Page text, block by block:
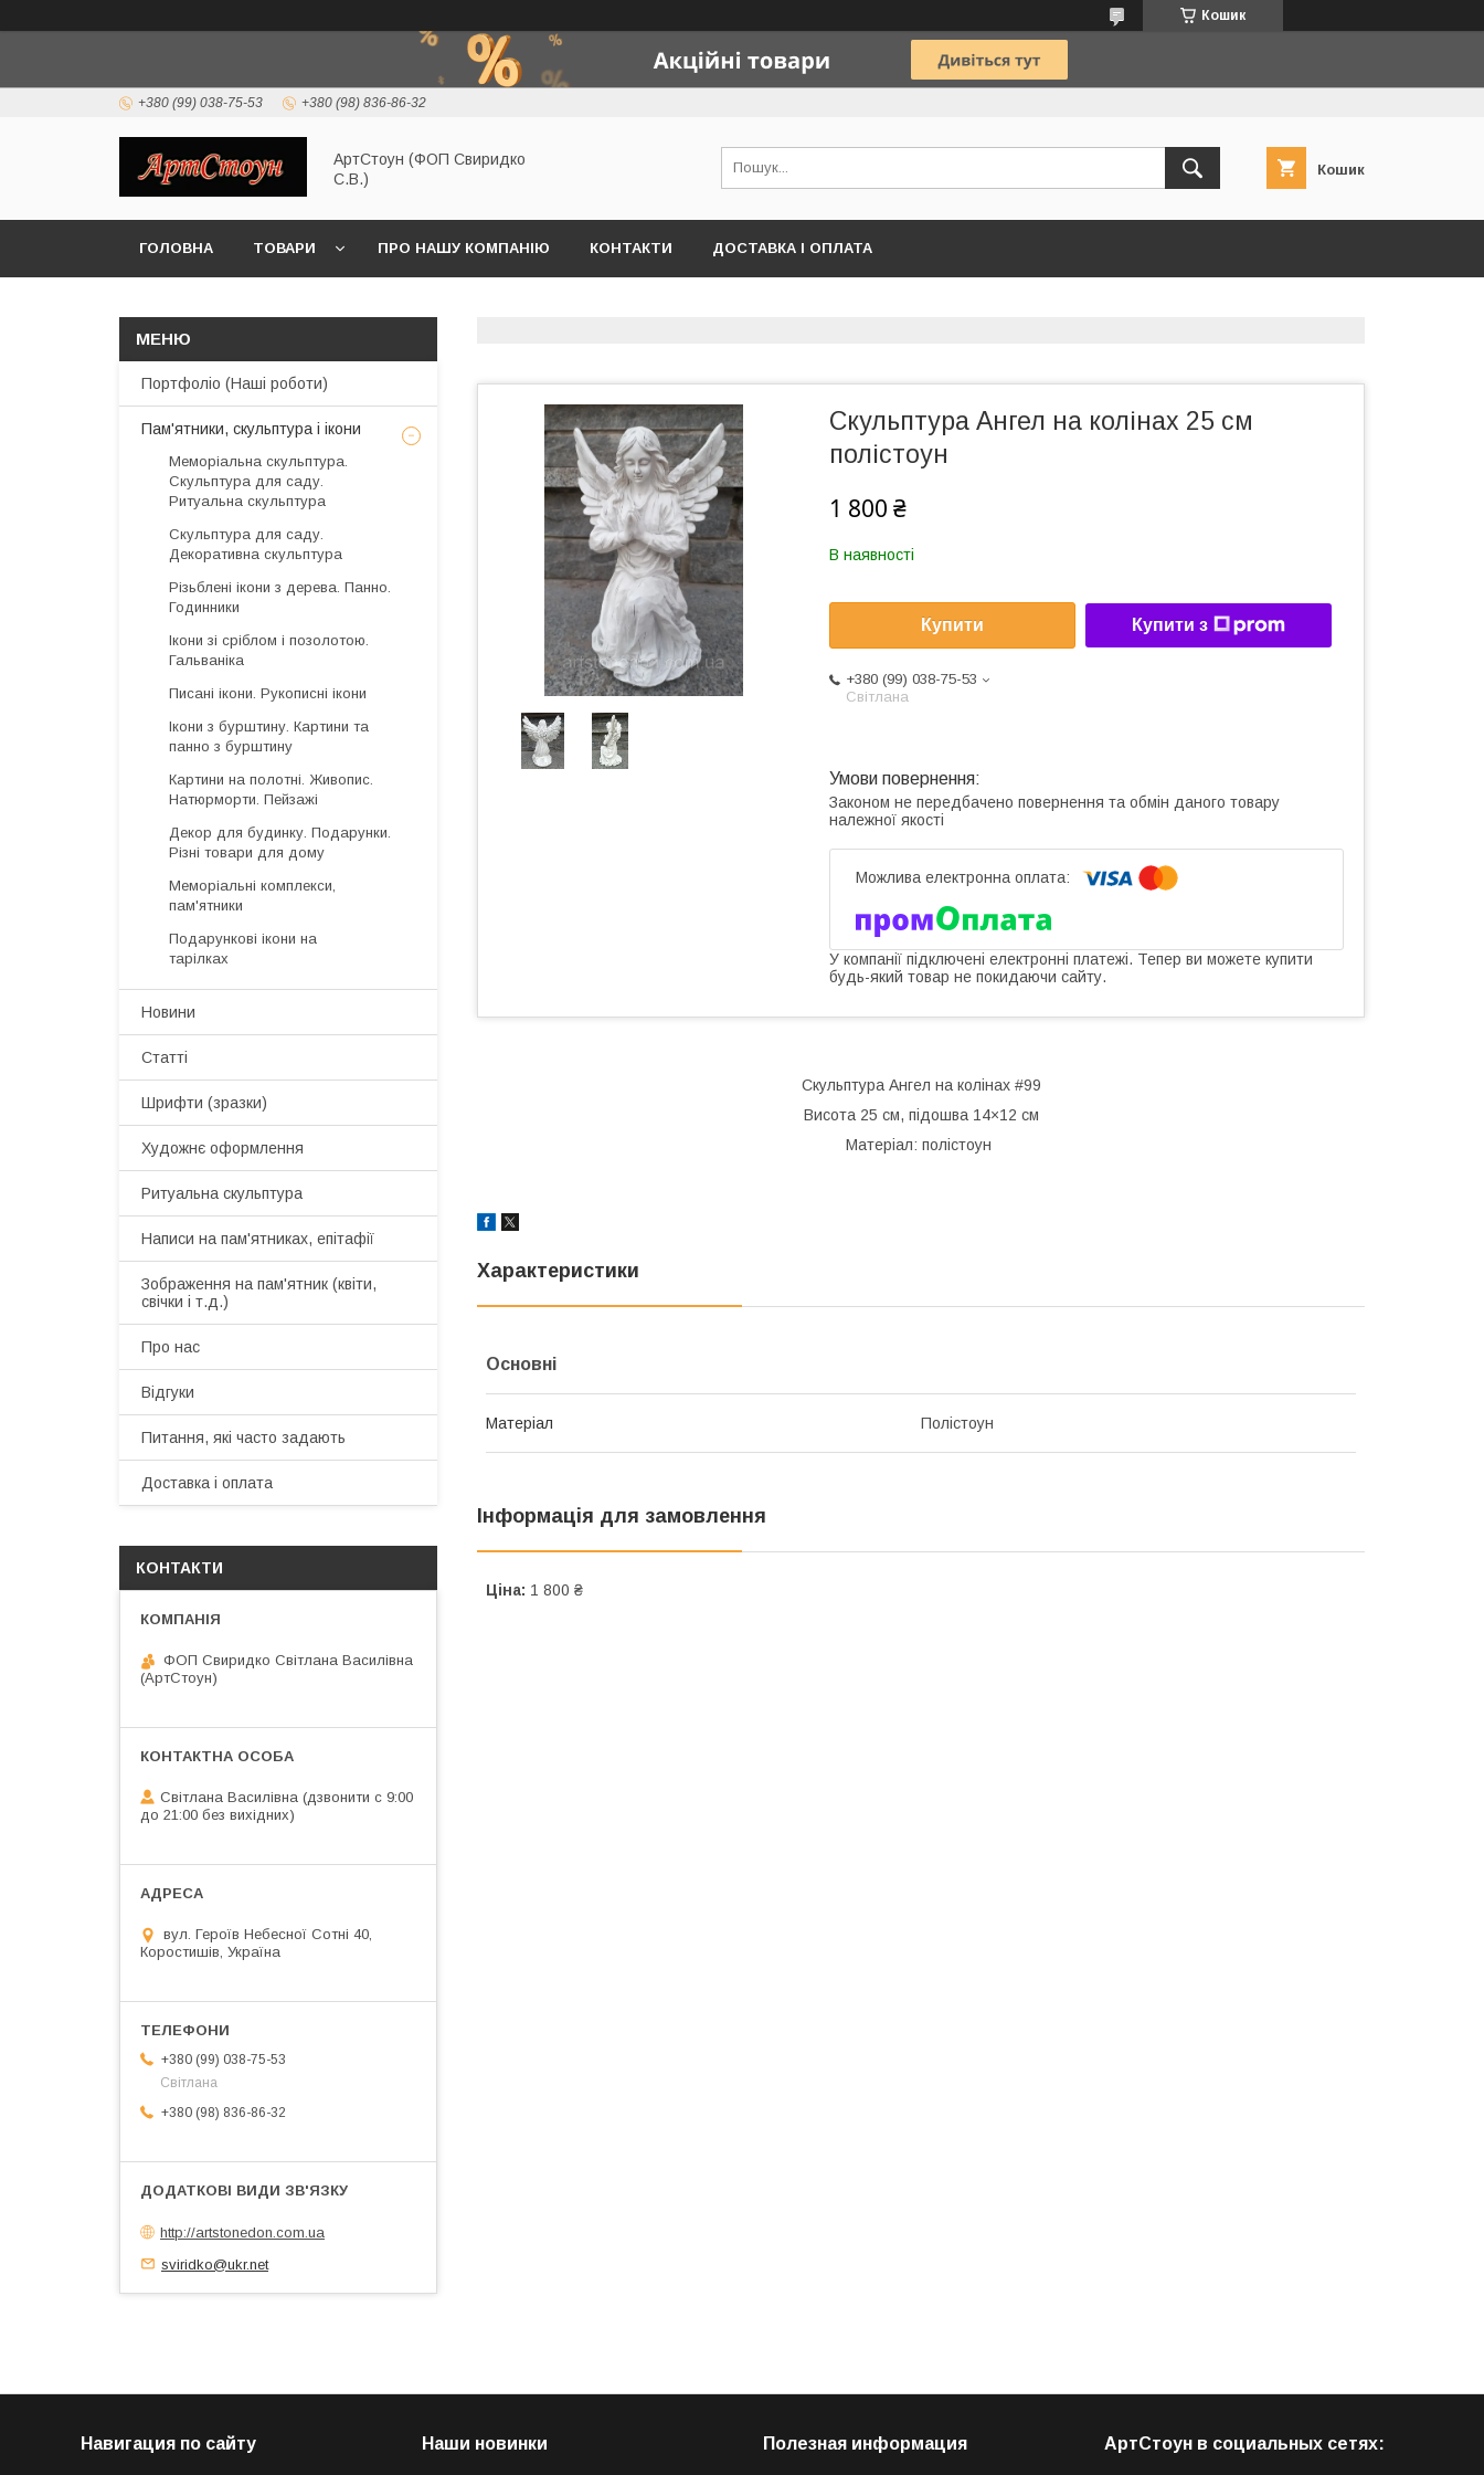
Кошик
+380 (99) 038-75-53 +380 (98) 836-86-32
АртСтоун (ФОП Свиридко
С.В.)
Кошик
ГОЛОВНА ТОВАРИ ПРО НАШУ КОМПАНІЮ КОНТАКТИ ДОСТАВКА І ОПЛАТА
Скульптура Ангел на колінах 25 см
полістоун
1 800 ₴
В наявності
Купити Купити з
+380 (99) 038-75-53
Світлана
Законом не передбачено повернення та обмін даного товару
належної якості
У компанії підключені електронні платежі. Тепер ви можете купити
будь-який товар не покидаючи сайту.
Скульптура Ангел на колінах #99
Висота 25 см, підошва 14×12 см
Матеріал: полістоун
Характеристики
Основні
Матеріал Полістоун
Інформація для замовлення
Ціна: 1 800 ₴
Портфоліо (Наші роботи)
Пам'ятники, скульптура і ікони
Меморіальна скульптура.
Скульптура для саду.
Ритуальна скульптура
Скульптура для саду.
Декоративна скульптура
Різьблені ікони з дерева. Панно.
Годинники
Ікони зі сріблом і позолотою.
Гальваніка
Писані ікони. Рукописні ікони
Ікони з бурштину. Картини та
панно з бурштину
Картини на полотні. Живопис.
Натюрморти. Пейзажі
Декор для будинку. Подарунки.
Різні товари для дому
Меморіальні комплекси,
пам'ятники
Подарункові ікони на
тарілках
Новини
Статті
Шрифти (зразки)
Художнє оформлення
Ритуальна скульптура
Написи на пам'ятниках, епітафії
Зображення на пам'ятник (квіти,
свічки і т.д.)
Про нас
Відгуки
Питання, які часто задають
Доставка і оплата
КОНТАКТИ
ФОП Свиридко Світлана Василівна
(АртСтоун)
Світлана Василівна (дзвонити с 9:00
до 21:00 без вихідних)
вул. Героїв Небесної Сотні 40,
Коростишів, Україна
+380 (99) 038-75-53
Світлана
+380 (98) 836-86-32
http://artstonedon.com.ua
sviridko@ukr.net
Навигация по сайту Наши новинки Полезная информация АртСтоун в социальных сетях: